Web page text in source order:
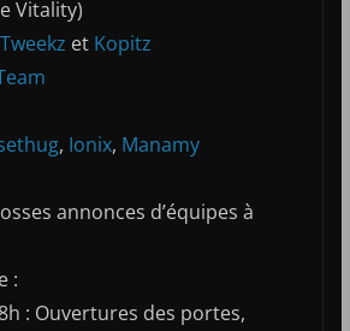
Vitality)
Tweekz et Kopitz
, Ionix, Manamy
annonces d’équipes à
:
: Ouvertures des portes,